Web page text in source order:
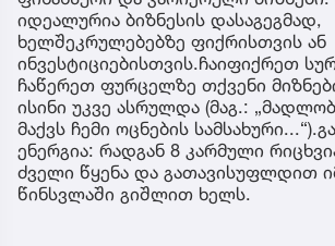
იდეალურია ბიზნესის დასაგეგმად,
ხელშეკრულებებზე ფიქრისთვის ან
ინვესტიციებისთვის.ჩაიფიქრეთ
ჩაწერეთ ფურცელზე თქვენი
ისინი უკვე ასრულდა (მაგ.:
მაქვს ჩემი ოცნების
ენერგია: რადგან 8 კარმული
ძველი წყენა და გათავისუფლდით
წინსვლაში გიშლით ხელს.